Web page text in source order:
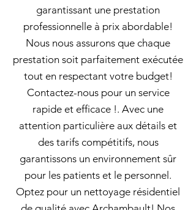
garantissant une prestation
professionnelle à prix abordable!
Nous nous assurons que chaque
prestation soit parfaitement exécutée
tout en respectant votre budget!
Contactez-nous pour un service
rapide et efficace !. Avec une
attention particulière aux détails et
des tarifs compétitifs, nous
garantissons un environnement sûr
pour les patients et le personnel.
Optez pour un nettoyage résidentiel